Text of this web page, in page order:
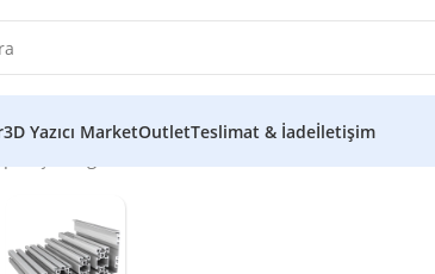
3D Yazıcı MarketOutletTeslimat & İadeİletişim
bağlantıları